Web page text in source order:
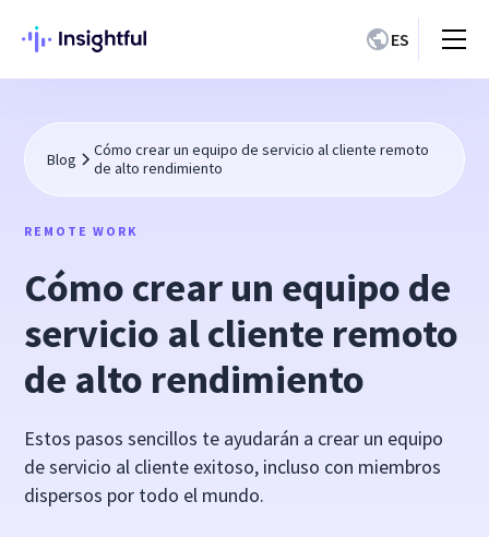
ES
Blog
Cómo crear un equipo de servicio al cliente remoto
de alto rendimiento
REMOTE WORK
Cómo crear un equipo de
servicio al cliente remoto
de alto rendimiento
Estos pasos sencillos te ayudarán a crear un equipo
de servicio al cliente exitoso, incluso con miembros
dispersos por todo el mundo.